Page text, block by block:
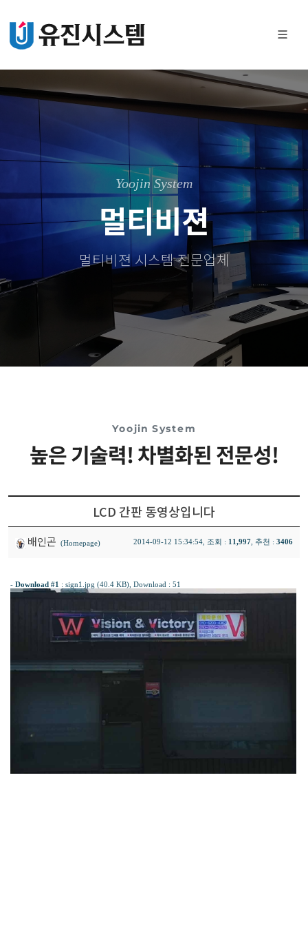
Yoojin System
멀티비젼
멀티비젼 시스템 전문업체
Yoojin System
높은 기술력! 차별화된 전문성!
LCD 간판 동영상입니다
배인곤 (Homepage) 2014-09-12 15:34:54, 조회 : 11,997 , 추천 : 3406
- Download #1 : sign1.jpg (40.4 KB) , Download : 51